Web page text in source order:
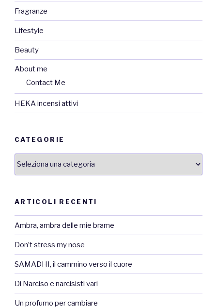
Fragranze
Lifestyle
Beauty
About me
Contact Me
HEKA incensi attivi
CATEGORIE
Categorie
ARTICOLI RECENTI
Ambra, ambra delle mie brame
Don’t stress my nose
SAMADHI, il cammino verso il cuore
Di Narciso e narcisisti vari
Un profumo per cambiare